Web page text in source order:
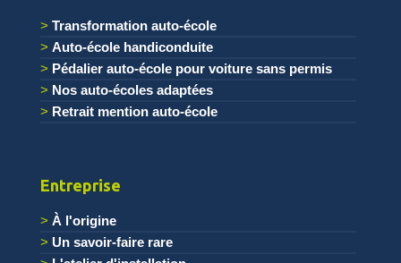
Transformation auto-école
Auto-école handiconduite
Pédalier auto-école pour voiture sans permis
Nos auto-écoles adaptées
Retrait mention auto-école
Entreprise
À l'origine
Un savoir-faire rare